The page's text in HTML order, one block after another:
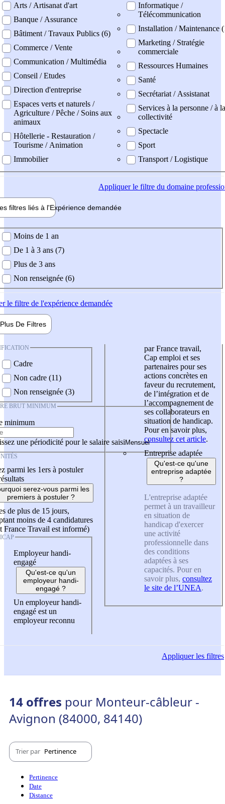
Arts / Artisanat d'art
Banque / Assurance
Bâtiment / Travaux Publics (6)
Commerce / Vente
Communication / Multimédia
Conseil / Etudes
Direction d'entreprise
Espaces verts et naturels /
Agriculture / Pêche / Soins aux
animaux
Hôtellerie - Restauration /
Tourisme / Animation
Immobilier
Informatique /
Télécommunication
Installation / Maintenance
Marketing / Stratégie
commerciale
Ressources Humaines
Santé
Secrétariat / Assistanat
Services à la personne / à la
collectivité
Spectacle
Sport
Transport / Logistique
Appliquerle filtre du domaine
filtres liés à l'Expérience demandée
demandée
Moins de 1 an
De 1 à 3 ans (7)
Plus de 3 ans
Non renseignée (6)
le filtre de l'expérience demandée
Plus De Filtres
Cadre
Non cadre (11)
Non renseignée (3)
BRUT MINIMUM
minimum
une périodicité pour le salaire saisi
parmi les 1ers à postuler
serez-vous parmi les
premiers à postuler ?
de plus de 15 jours,
moins de 4 candidatures
France Travail est informé)
Employeur handi-
engagé
Qu'est-ce qu'un
employeur handi-
engagé ?
Un employeur handi-
engagé est un
employeur reconnu
par France travail,
Cap emploi et ses
partenaires pour ses
actions concrètes en
faveur du recrutement,
de l’intégration et de
l’accompagnement de
ses collaborateurs en
situation de handicap.
Pour en savoir plus,
consultez cet article.
Entreprise adaptée
Qu'est-ce qu'une
entreprise adaptée
?
L'entreprise adaptée
permet à un travailleur
en situation de
handicap d'exercer
une activité
professionnelle dans
des conditions
adaptées à ses
capacités. Pour en
savoir plus, consultez
le site de l’UNEA.
Appliquerles filtres
14 offres pour Monteur-câbleur -
Avignon (84000, 84140)
Trier par Pertinence
Pertinence
Date
Distance